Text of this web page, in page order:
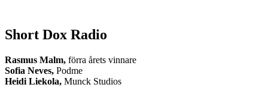
Short Dox Radio
Rasmus Malm, förra årets vinnare
Sofia Neves, Podme
Heidi Liekola, Munck Studios